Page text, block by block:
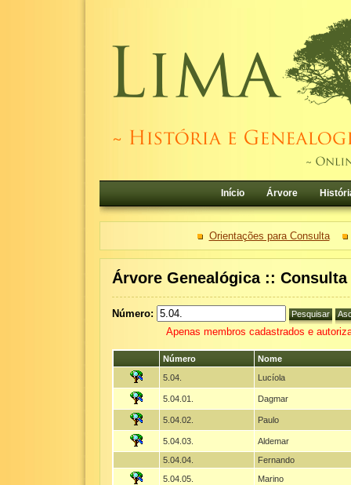
Início Árvore
Orientações para Consulta
Árvore Genealógica ::
Número:
Apenas membros cadastrados e
Número
Nome
5.04.
Lucíola
5.04.01. Dagmar
5.04.02. Paulo
5.04.03.
Aldemar
5.04.04.
Fernando
5.04.05.
Marino